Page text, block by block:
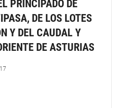
PRINCIPADO DE
DE LOS LOTES
Y DEL CAUDAL Y
DE ASTURIAS